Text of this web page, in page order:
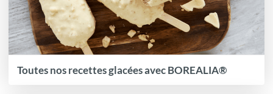
Toutes nos recettes glacées avec BOREALIA®